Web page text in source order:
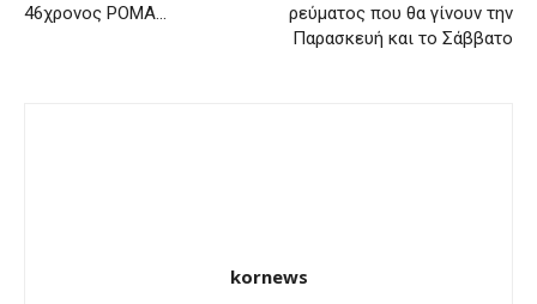
46χρονος ΡΟΜΑ…
ρεύματος που θα γίνουν την
Παρασκευή και το Σάββατο
kornews